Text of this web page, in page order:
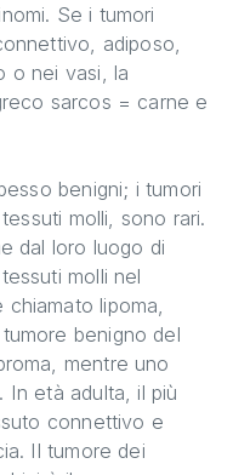
Se i tumori
adiposo,
o nei vasi, la
sarcos = carne e
benigni; i tumori
molli, sono rari.
dal loro luogo di
molli nel
lipoma,
benigno del
mentre uno
In età adulta, il più
connettivo e
Il tumore dei